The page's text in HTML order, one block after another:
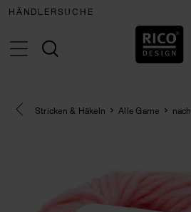
HÄNDLERSUCHE
Eine Kategorie zurück
Stricken & Häkeln Alle Garne